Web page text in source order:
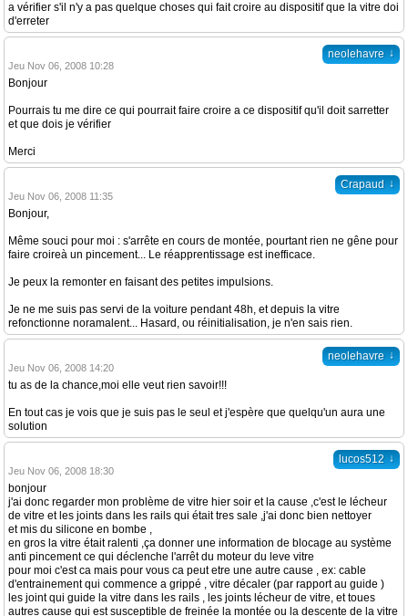
a vérifier s'il n'y a pas quelque choses qui fait croire au dispositif que la vitre doi
d'erreter
neolehavre ↓
Jeu Nov 06, 2008 10:28
Bonjour
Pourrais tu me dire ce qui pourrait faire croire a ce dispositif qu'il doit sarretter
et que dois je vérifier
Merci
Crapaud ↓
Jeu Nov 06, 2008 11:35
Bonjour,
Même souci pour moi : s'arrête en cours de montée, pourtant rien ne gêne pour
faire croireà un pincement... Le réapprentissage est inefficace.
Je peux la remonter en faisant des petites impulsions.
Je ne me suis pas servi de la voiture pendant 48h, et depuis la vitre
refonctionne noramalent... Hasard, ou réinitialisation, je n'en sais rien.
neolehavre ↓
Jeu Nov 06, 2008 14:20
tu as de la chance,moi elle veut rien savoir!!!
En tout cas je vois que je suis pas le seul et j'espère que quelqu'un aura une
solution
lucos512 ↓
Jeu Nov 06, 2008 18:30
bonjour
j'ai donc regarder mon problème de vitre hier soir et la cause ,c'est le lécheur
de vitre et les joints dans les rails qui était tres sale ,j'ai donc bien nettoyer
et mis du silicone en bombe ,
en gros la vitre était ralenti ,ça donner une information de blocage au système
anti pincement ce qui déclenche l'arrêt du moteur du leve vitre
pour moi c'est ca mais pour vous ca peut etre une autre cause , ex: cable
d'entrainement qui commence a grippé , vitre décaler (par rapport au guide )
les joint qui guide la vitre dans les rails , les joints lécheur de vitre, et toues
autres cause qui est susceptible de freinée la montée ou la descente de la vitre